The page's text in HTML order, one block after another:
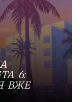
6:
ВЖЕ